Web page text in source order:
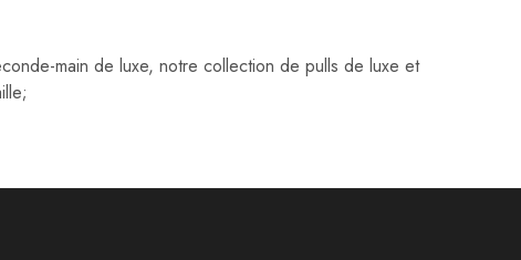
main de luxe, notre collection de pulls de luxe et